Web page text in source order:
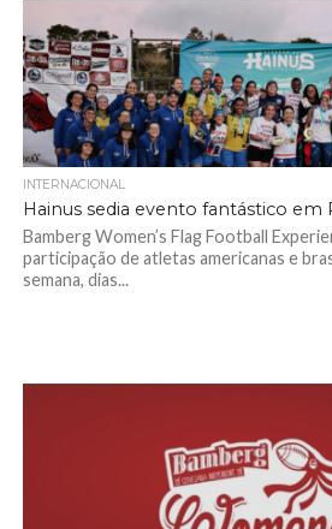
INTERNACIONAL
Hainus sedia evento fantástico em
Bamberg Women’s Flag Football
participação de atletas americanas e
semana, dias...